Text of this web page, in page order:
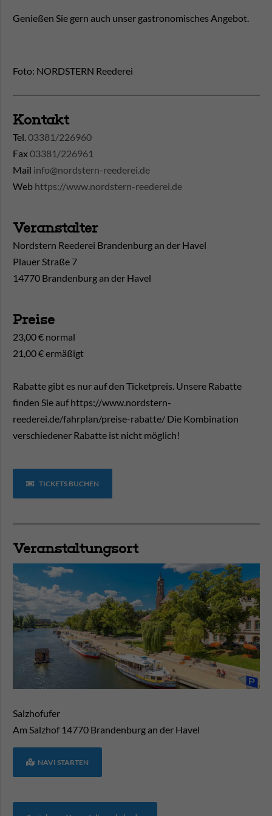
Genießen Sie gern auch unser gastronomisches Angebot.
Foto: NORDSTERN Reederei
Kontakt
Tel.03381/226960
Fax03381/226961
Mail info@nordstern-reederei.de
Web https://www.nordstern-reederei.de
Veranstalter
Nordstern Reederei Brandenburg an der Havel
Plauer Straße 7
14770 Brandenburg an der Havel
Preise
23,00 € normal
21,00 € ermäßigt
Rabatte gibt es nur auf den Ticketpreis. Unsere Rabatte
finden Sie auf https://www.nordstern-
reederei.de/fahrplan/preise-rabatte/ Die Kombination
verschiedener Rabatte ist nicht möglich!
TICKETS BUCHEN
Veranstaltungsort
Salzhofufer
Am Salzhof 14770 Brandenburg an der Havel
NAVI STARTEN